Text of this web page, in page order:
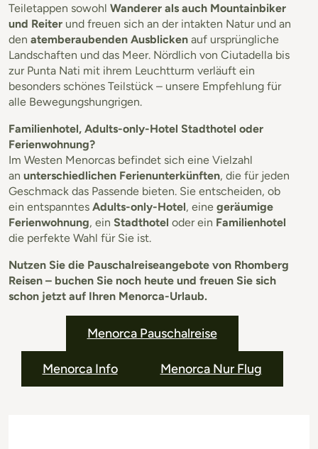
Teiletappen sowohl Wanderer als auch Mountainbiker
und Reiter und freuen sich an der intakten Natur und an
den atemberaubenden Ausblicken auf ursprüngliche
Landschaften und das Meer. Nördlich von Ciutadella bis
zur Punta Nati mit ihrem Leuchtturm verläuft ein
besonders schönes Teilstück – unsere Empfehlung für
alle Bewegungshungrigen.
Familienhotel, Adults-only-Hotel Stadthotel oder
Ferienwohnung?
Im Westen Menorcas befindet sich eine Vielzahl
an unterschiedlichen Ferienunterkünften, die für jeden
Geschmack das Passende bieten. Sie entscheiden, ob
ein entspanntes Adults-only-Hotel, eine geräumige
Ferienwohnung, ein Stadthotel oder ein Familienhotel
die perfekte Wahl für Sie ist.
Nutzen Sie die Pauschalreiseangebote von Rhomberg
Reisen – buchen Sie noch heute und freuen Sie sich
schon jetzt auf Ihren Menorca-Urlaub.
Menorca Pauschalreise
Menorca Info Menorca Nur Flug